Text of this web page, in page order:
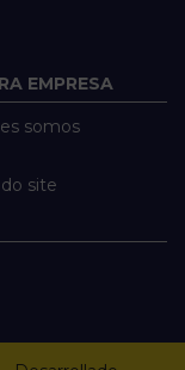
EMPRESA
somos
site